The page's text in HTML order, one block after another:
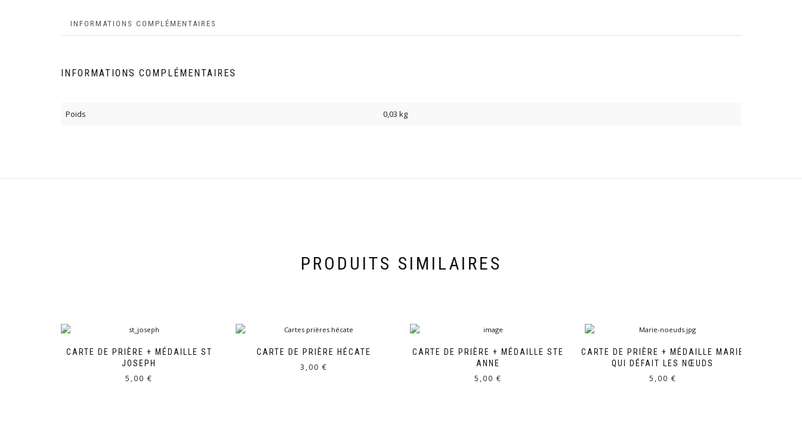
INFORMATIONS COMPLÉMENTAIRES
INFORMATIONS COMPLÉMENTAIRES
Poids 0,03 kg
PRODUITS SIMILAIRES
CARTE DE PRIÈRE + MÉDAILLE ST
JOSEPH
5,00€
CARTE DE PRIÈRE HÉCATE
3,00 €
CARTE DE PRIÈRE + MÉDAILLE STE
ANNE
5,00€
CARTE DE PRIÈRE + MÉDAILLE MARIE
QUI DÉFAIT LES NŒUDS
5,00 €